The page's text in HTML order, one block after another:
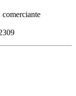
comerciante